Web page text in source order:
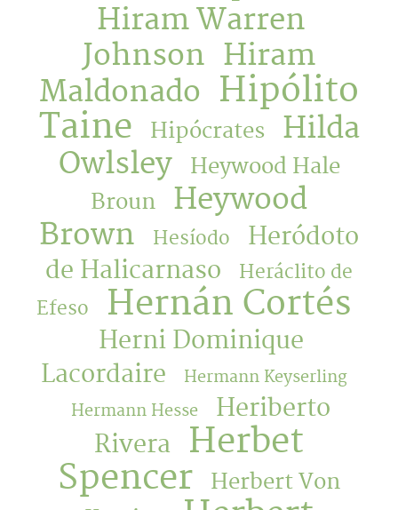
Hiram Warren
Johnson Hiram
Maldonado Hipólito
Taine
Hipócrates
Hilda
Owlsley
Heywood Hale
Broun
Heywood
Brown
Hesíodo
Heródoto
de Halicarnaso
Heráclito de
Efeso
Hernán Cortés
Herni Dominique
Lacordaire
Hermann Keyserling
Hermann Hesse
Heriberto
Rivera
Herbet
Spencer
Herbert Von